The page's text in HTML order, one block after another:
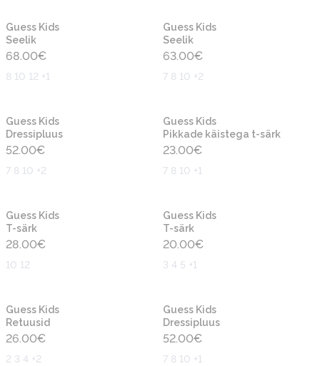
Guess Kids
Seelik
68.00€
8 10 12 +1
Guess Kids
Seelik
63.00€
7 8 10 +2
Guess Kids
Dressipluus
52.00€
7 8 10 +2
Guess Kids
Pikkade käistega t-särk
23.00€
7 8 10 +1
Guess Kids
T-särk
28.00€
10 12
Guess Kids
T-särk
20.00€
3 4 5 +1
Guess Kids
Retuusid
26.00€
2 3 4 +2
Guess Kids
Dressipluus
52.00€
7 8 10 +1